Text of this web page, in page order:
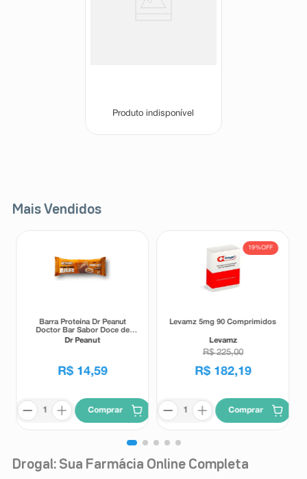
Creme Dental Parodontax
Produto indisponível
Mais Vendidos
Barra Proteína Dr Peanut
Doctor Bar Sabor Doce de
Leite 62g
Dr Peanut
R$ 14,59
Comprar
19%OFF
Levamz 5mg 90 Comprimidos
Levamz
R$ 225,00
R$ 182,19
Comprar
Drogal: Sua Farmácia Online Completa